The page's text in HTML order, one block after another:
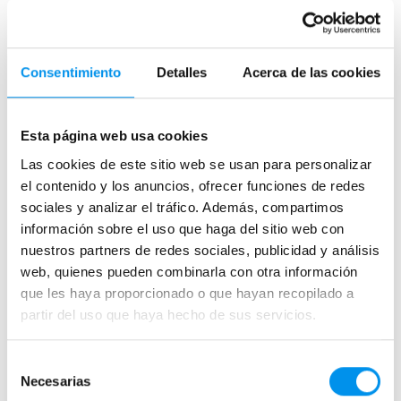
Consentimiento Detalles Acerca de las cookies
Esta página web usa cookies
Las cookies de este sitio web se usan para personalizar
el contenido y los anuncios, ofrecer funciones de redes
sociales y analizar el tráfico. Además, compartimos
información sobre el uso que haga del sitio web con
nuestros partners de redes sociales, publicidad y análisis
web, quienes pueden combinarla con otra información
que les haya proporcionado o que hayan recopilado a
partir del uso que haya hecho de sus servicios.
Necesarias
te proporciona un gran espacio de entrada siempre que
Mamparas correderas de
Si estás buscando una solución entre las
bañera frontalesentre paredes, esta es una de las más
recomendables, principalmente si elaseo es pequeño
Con una mampara de bañera de puertas correderas
tendrás que contar con el espacio que rodea a la
bañerapara abrir o cerrar las puertas.
En el caso de lasbañeras angulares en esquina, el
lateral despejado puede contar con un panel fijo y
corredera esté en el
ampliar el espacio
¿Para qué baños van bien las mamparas de
bañera correderas?
¿Hay mamparas de bañera correderas
frontales?
¿Hay mamparas de bañera correderas
angulares?
¿Cómo es la perfilería de las mamparas de
bañera de puertas correderas?
transparentes?